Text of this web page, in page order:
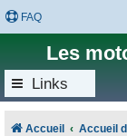
FAQ
Les
Links
Accueil Accueil